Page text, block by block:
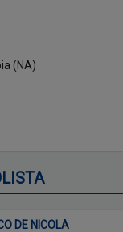
(NA)
DE NICOLA